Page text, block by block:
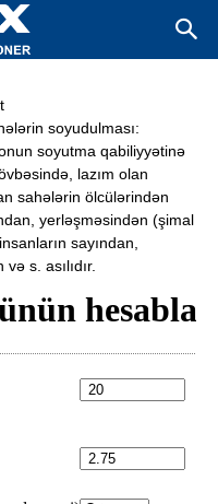
soyudulması:
soyutma qabiliyyətinə
lazım olan
sahələrin ölcülərindən
yerləşməsindən (şimal
sayından,
s. asılıdır.